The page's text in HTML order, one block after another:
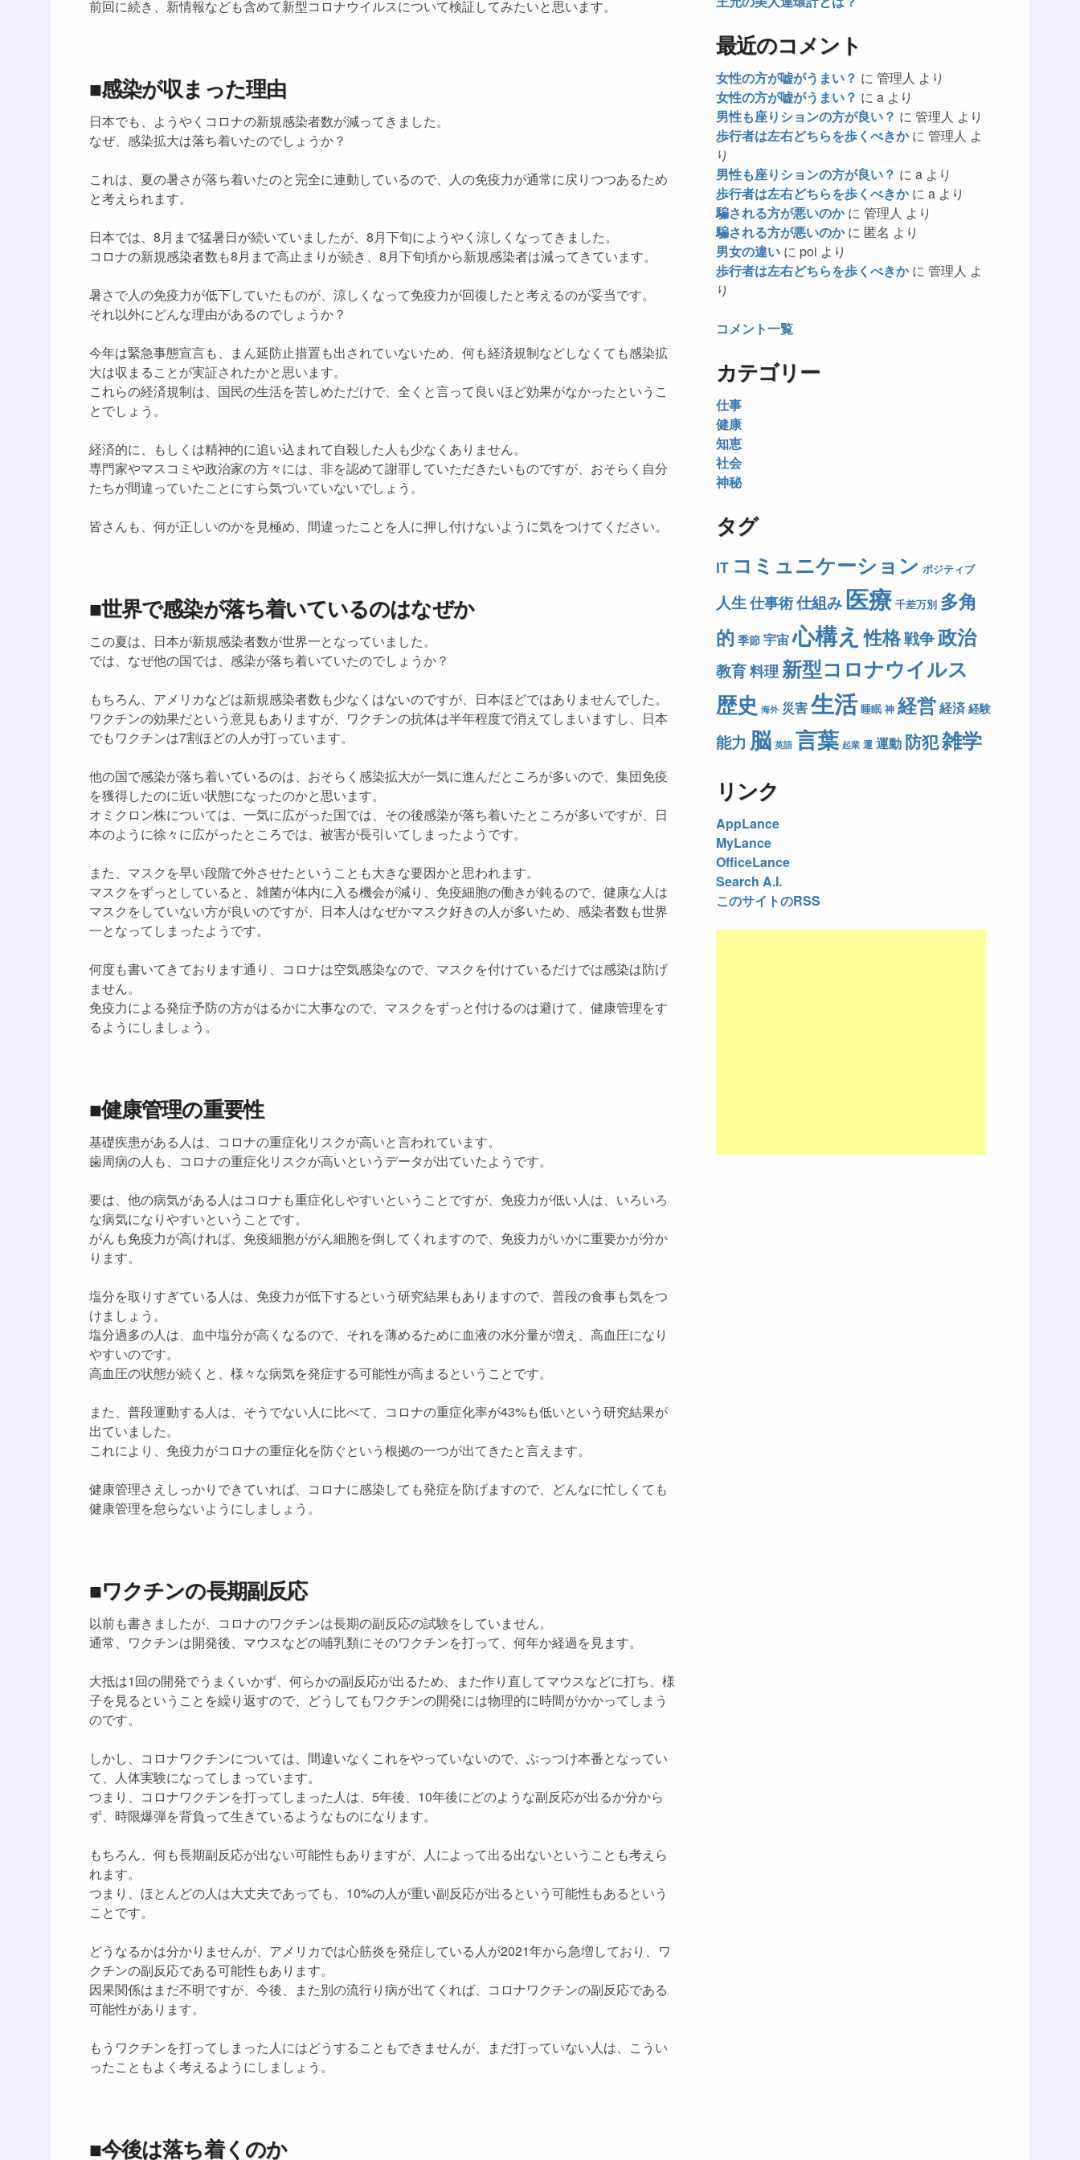
前回に続き、新情報なども含めて新型コロナウイルスについて検証してみたいと思います。
■感染が収まった理由
日本でも、ようやくコロナの新規感染者数が減ってきました。
なぜ、感染拡大は落ち着いたのでしょうか？
これは、夏の暑さが落ち着いたのと完全に連動しているので、人の免疫力が通常に戻りつつあるため
と考えられます。
日本では、8月まで猛暑日が続いていましたが、8月下旬にようやく涼しくなってきました。
コロナの新規感染者数も8月まで高止まりが続き、8月下旬頃から新規感染者は減ってきています。
暑さで人の免疫力が低下していたものが、涼しくなって免疫力が回復したと考えるのが妥当です。
それ以外にどんな理由があるのでしょうか？
今年は緊急事態宣言も、まん延防止措置も出されていないため、何も経済規制などしなくても感染拡
大は収まることが実証されたかと思います。
これらの経済規制は、国民の生活を苦しめただけで、全くと言って良いほど効果がなかったというこ
とでしょう。
経済的に、もしくは精神的に追い込まれて自殺した人も少なくありません。
専門家やマスコミや政治家の方々には、非を認めて謝罪していただきたいものですが、おそらく自分
たちが間違っていたことにすら気づいていないでしょう。
皆さんも、何が正しいのかを見極め、間違ったことを人に押し付けないように気をつけてください。
■世界で感染が落ち着いているのはなぜか
この夏は、日本が新規感染者数が世界一となっていました。
では、なぜ他の国では、感染が落ち着いていたのでしょうか？
もちろん、アメリカなどは新規感染者数も少なくはないのですが、日本ほどではありませんでした。
ワクチンの効果だという意見もありますが、ワクチンの抗体は半年程度で消えてしまいますし、日本
でもワクチンは7割ほどの人が打っています。
他の国で感染が落ち着いているのは、おそらく感染拡大が一気に進んだところが多いので、集団免疫
を獲得したのに近い状態になったのかと思います。
オミクロン株については、一気に広がった国では、その後感染が落ち着いたところが多いですが、日
本のように徐々に広がったところでは、被害が長引いてしまったようです。
また、マスクを早い段階で外させたということも大きな要因かと思われます。
マスクをずっとしていると、雑菌が体内に入る機会が減り、免疫細胞の働きが鈍るので、健康な人は
マスクをしていない方が良いのですが、日本人はなぜかマスク好きの人が多いため、感染者数も世界
一となってしまったようです。
何度も書いてきております通り、コロナは空気感染なので、マスクを付けているだけでは感染は防げ
ません。
免疫力による発症予防の方がはるかに大事なので、マスクをずっと付けるのは避けて、健康管理をす
るようにしましょう。
■健康管理の重要性
基礎疾患がある人は、コロナの重症化リスクが高いと言われています。
歯周病の人も、コロナの重症化リスクが高いというデータが出ていたようです。
要は、他の病気がある人はコロナも重症化しやすいということですが、免疫力が低い人は、いろいろ
な病気になりやすいということです。
がんも免疫力が高ければ、免疫細胞ががん細胞を倒してくれますので、免疫力がいかに重要かが分か
ります。
塩分を取りすぎている人は、免疫力が低下するという研究結果もありますので、普段の食事も気をつ
けましょう。
塩分過多の人は、血中塩分が高くなるので、それを薄めるために血液の水分量が増え、高血圧になり
やすいのです。
高血圧の状態が続くと、様々な病気を発症する可能性が高まるということです。
また、普段運動する人は、そうでない人に比べて、コロナの重症化率が43%も低いという研究結果が
出ていました。
これにより、免疫力がコロナの重症化を防ぐという根拠の一つが出てきたと言えます。
健康管理さえしっかりできていれば、コロナに感染しても発症を防げますので、どんなに忙しくても
健康管理を怠らないようにしましょう。
■ワクチンの長期副反応
以前も書きましたが、コロナのワクチンは長期の副反応の試験をしていません。
通常、ワクチンは開発後、マウスなどの哺乳類にそのワクチンを打って、何年か経過を見ます。
大抵は1回の開発でうまくいかず、何らかの副反応が出るため、また作り直してマウスなどに打ち、様
子を見るということを繰り返すので、どうしてもワクチンの開発には物理的に時間がかかってしまう
のです。
しかし、コロナワクチンについては、間違いなくこれをやっていないので、ぶっつけ本番となってい
て、人体実験になってしまっています。
つまり、コロナワクチンを打ってしまった人は、5年後、10年後にどのような副反応が出るか分から
ず、時限爆弾を背負って生きているようなものになります。
もちろん、何も長期副反応が出ない可能性もありますが、人によって出る出ないということも考えら
れます。
つまり、ほとんどの人は大丈夫であっても、10%の人が重い副反応が出るという可能性もあるという
ことです。
どうなるかは分かりませんが、アメリカでは心筋炎を発症している人が2021年から急増しており、ワ
クチンの副反応である可能性もあります。
因果関係はまだ不明ですが、今後、また別の流行り病が出てくれば、コロナワクチンの副反応である
可能性があります。
もうワクチンを打ってしまった人にはどうすることもできませんが、まだ打っていない人は、こうい
ったこともよく考えるようにしましょう。
■今後は落ち着くのか
最近のコメント
女性の方が嘘がうまい？ に 管理人 より
女性の方が嘘がうまい？ に a より
男性も座りションの方が良い？ に 管理人 より
歩行者は左右どちらを歩くべきかに 管理人 よ
り
男性も座りションの方が良い？ に a より
歩行者は左右どちらを歩くべきかに a より
騙される方が悪いのかに 管理人 より
騙される方が悪いのかに 匿名 より
男女の違い に poi より
歩行者は左右どちらを歩くべきかに 管理人 よ
り
コメント一覧
カテゴリー
仕事
健康
知恵
社会
神秘
タグ
IT コミュニケーション ポジティブ
人生仕事術仕組み医療 千差万別 多角
的 季節 宇宙心構え 性格戦争政治
教育料理 新型コロナウイルス
歴史 海外 災害生活 睡眠 神 経営経済 経験
能力 脳 英語 言葉 起業 運 運動 防犯雑学
リンク
AppLance
MyLance
OfficeLance
Search A.I.
このサイトのRSS